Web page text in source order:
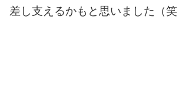
差し支えるかもと思いました（笑